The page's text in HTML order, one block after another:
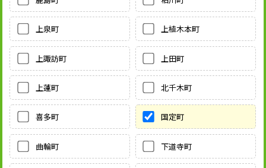
上泉町 上植木本町
上諏訪町 上田町
上蓮町 北千木町
喜多町 国定町
曲輪町 下道寺町